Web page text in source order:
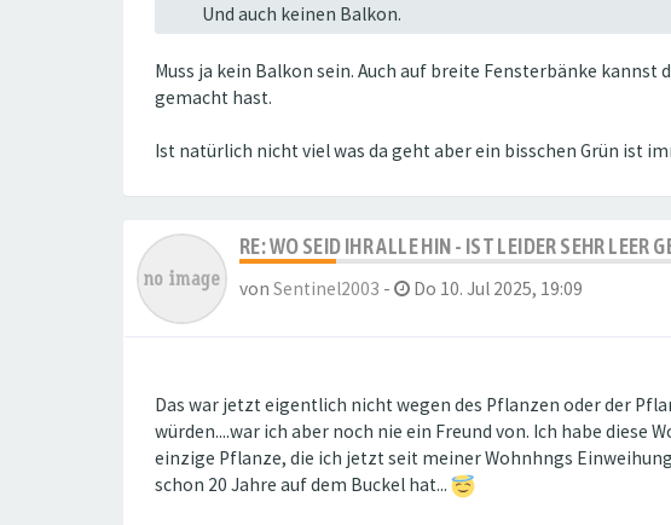
Und auch keinen Balkon.
Muss ja kein Balkon sein. Auch auf breite Fensterbänke
gemacht hast.
Ist natürlich nicht viel was da geht aber ein bisschen Grün ist
RE: WO SEID IHR ALLE HIN - IST LEIDER SEHR LEER
von Sentinel2003 - Do 10. Jul 2025, 19:09
Das war jetzt eigentlich nicht wegen des Pflanzen oder der
würden....war ich aber noch nie ein Freund von. Ich habe
einzige Pflanze, die ich jetzt seit meiner Wohnhngs
schon 20 Jahre auf dem Buckel hat...